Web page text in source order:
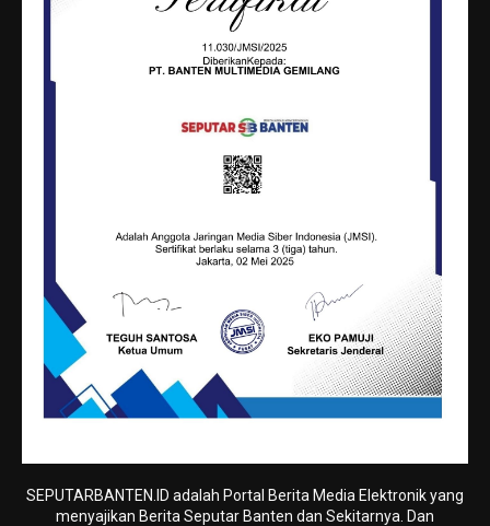
SEPUTARBANTEN.ID adalah Portal Berita Media Elektronik yang
menyajikan Berita Seputar Banten dan Sekitarnya. Dan